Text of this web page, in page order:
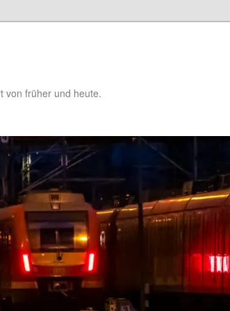
von früher und heute.